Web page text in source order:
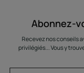
Abonnez-
Recevez nos conseils
privilégiés... Vous y